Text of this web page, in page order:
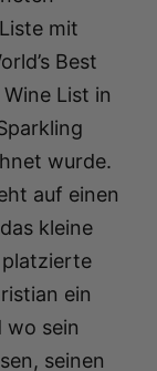
mit
Best
List in
wurde.
auf einen
kleine
platzierte
ein
wo sein
seinen